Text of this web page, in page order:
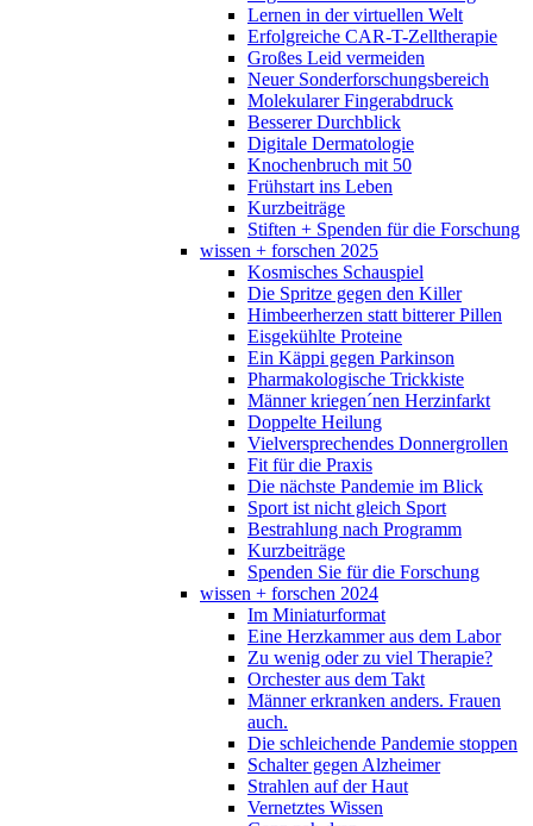
Lernen in der virtuellen Welt
Erfolgreiche CAR-T-Zelltherapie
Großes Leid vermeiden
Neuer Sonderforschungsbereich
Molekularer Fingerabdruck
Besserer Durchblick
Digitale Dermatologie
Knochenbruch mit 50
Frühstart ins Leben
Kurzbeiträge
Stiften + Spenden für die Forschung
wissen + forschen 2025
Kosmisches Schauspiel
Die Spritze gegen den Killer
Himbeerherzen statt bitterer Pillen
Eisgekühlte Proteine
Ein Käppi gegen Parkinson
Pharmakologische Trickkiste
Männer kriegen´nen Herzinfarkt
Doppelte Heilung
Vielversprechendes Donnergrollen
Fit für die Praxis
Die nächste Pandemie im Blick
Sport ist nicht gleich Sport
Bestrahlung nach Programm
Kurzbeiträge
Spenden Sie für die Forschung
wissen + forschen 2024
Im Miniaturformat
Eine Herzkammer aus dem Labor
Zu wenig oder zu viel Therapie?
Orchester aus dem Takt
Männer erkranken anders. Frauen
auch.
Die schleichende Pandemie stoppen
Schalter gegen Alzheimer
Strahlen auf der Haut
Vernetztes Wissen